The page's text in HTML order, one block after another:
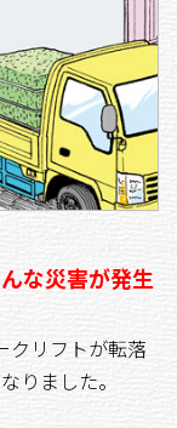
な災害が発生
クリフトが転落
りました。